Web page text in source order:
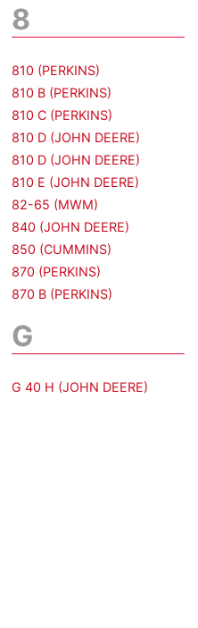
8
810 (PERKINS)
810 B (PERKINS)
810 C (PERKINS)
810 D (JOHN DEERE)
810 D (JOHN DEERE)
810 E (JOHN DEERE)
82-65 (MWM)
840 (JOHN DEERE)
850 (CUMMINS)
870 (PERKINS)
870 B (PERKINS)
G
G 40 H (JOHN DEERE)